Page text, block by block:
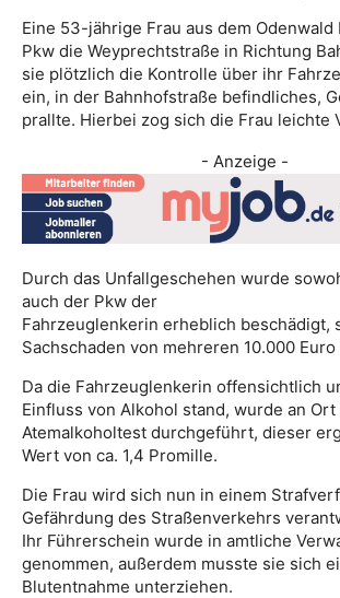
Eine 53-jährige Frau aus dem
Pkw die Weyprechtstraße in Richtung
sie plötzlich die Kontrolle über ihr
ein, in der Bahnhofstraße befindliches,
prallte. Hierbei zog sich die Frau leichte
- Anzeige -
Durch das Unfallgeschehen wurde
auch der Pkw der
Fahrzeuglenkerin erheblich beschädigt,
Sachschaden von mehreren 10.000
Da die Fahrzeuglenkerin offensichtlich
Einfluss von Alkohol stand, wurde an
Atemalkoholtest durchgeführt, dieser
Wert von ca. 1,4 Promille.
Die Frau wird sich nun in einem
Gefährdung des Straßenverkehrs
Ihr Führerschein wurde in amtliche
genommen, außerdem musste sie sich
Blutentnahme unterziehen.